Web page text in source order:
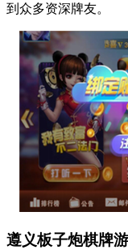
到众多资深牌友。
遵义板子炮棋牌